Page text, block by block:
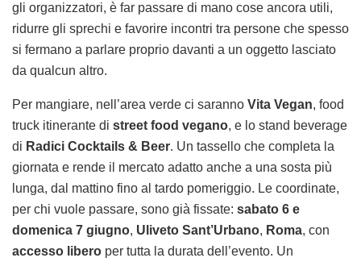
gli organizzatori, è far passare di mano cose ancora utili,
ridurre gli sprechi e favorire incontri tra persone che spesso
si fermano a parlare proprio davanti a un oggetto lasciato
da qualcun altro.
Per mangiare, nell’area verde ci saranno Vita Vegan, food
truck itinerante di street food vegano, e lo stand beverage
di Radici Cocktails & Beer. Un tassello che completa la
giornata e rende il mercato adatto anche a una sosta più
lunga, dal mattino fino al tardo pomeriggio. Le coordinate,
per chi vuole passare, sono già fissate: sabato 6 e
domenica 7 giugno, Uliveto Sant’Urbano, Roma, con
accesso libero per tutta la durata dell’evento. Un